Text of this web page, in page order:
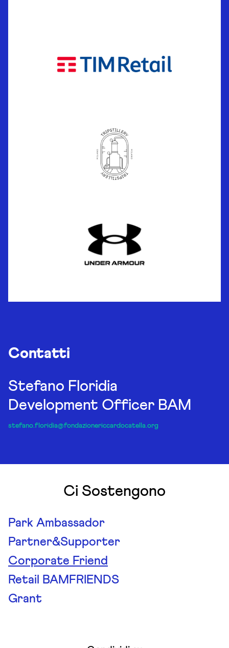
Contatti
Stefano Floridia
Development Officer BAM
stefano.floridia@fondazionericcardocatella.org
Ci Sostengono
Park Ambassador
Partner&Supporter
Corporate Friend
Retail BAMFRIENDS
Grant